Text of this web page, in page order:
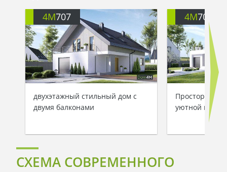
4M707
двухэтажный стильный дом с
двумя балконами
4M701
Просторный
уютной
СХЕМА СОВРЕМЕННОГО